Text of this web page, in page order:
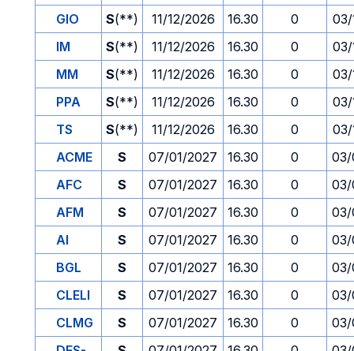
GIO
S(**) 11/12/2026 16.30 0
IM
S(**) 11/12/2026 16.30 0
MM
S(**) 11/12/2026 16.30 0
PPA
S(**) 11/12/2026 16.30 0
TS
S(**) 11/12/2026 16.30 0
ACME
S 07/01/2027 16.30 0
03/
AFC
S 07/01/2027 16.30 0
03/
AFM
S 07/01/2027 16.30 0
03/
AI
S 07/01/2027 16.30 0
03/
BGL
S 07/01/2027 16.30 0
03/
CLELI
S 07/01/2027 16.30 0
03/
CLMG
S 07/01/2027 16.30 0
03/